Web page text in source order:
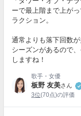
ーで最上階まで上が
ラクション。
通常よりも落下回数
シーズンがあるので
しますね！
歌手・女優
板野 友美さん
3位(70点)の評価